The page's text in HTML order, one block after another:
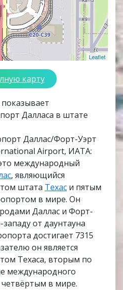
Leaflet
карту
Далласа в штате
Даллас/Форт-Уэрт
Airport, ИАТА:
международный
, являющийся
штата Техас и пятым
в мире. Он
Даллас и Форт-
от даунтауна
достигает 7315
он является
Техаса, вторым по
международного
в мире.